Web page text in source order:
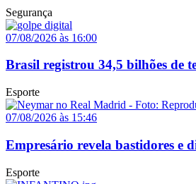
Segurança
07/08/2026 às 16:00
Brasil registrou 34,5 bilhões de
Esporte
07/08/2026 às 15:46
Empresário revela bastidores e
Esporte